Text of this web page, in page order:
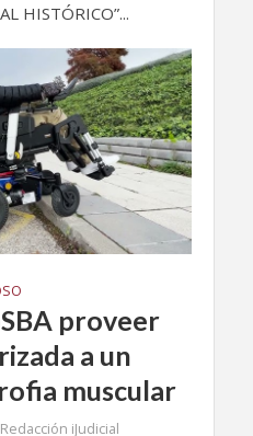
HISTÓRICO”...
proveer
a un
muscular
Redacción iJudicial